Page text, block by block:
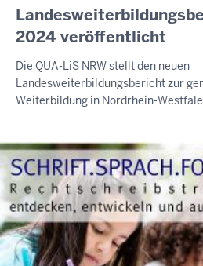
2024 veröffentlicht
Die QUA-LiS NRW stellt den neuen
Landesweiterbildungsbericht zur
Weiterbildung in Nordrhein-